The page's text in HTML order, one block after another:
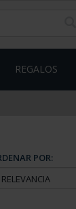
REGALOS
POR: